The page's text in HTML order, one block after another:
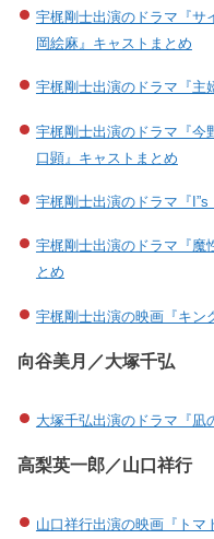
宇梶剛士出演のドラマ『サ
岡絵麻』キャストまとめ
宇梶剛士出演のドラマ『主
宇梶剛士出演のドラマ『今
口顕』キャストまとめ
宇梶剛士出演のドラマ『
宇梶剛士出演のドラマ『魔
とめ
宇梶剛士出演の映画『キン
向谷美月／大塚千弘
大塚千弘出演のドラマ『凪
高梨英一郎／山口祥行
山口祥行出演の映画『トマ